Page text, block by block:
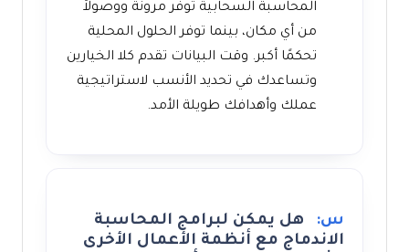
المحاسبة السحابية توفر مرونة ووصولاً
من أي مكان، بينما توفر الحلول المحلية
تحكمًا أكبر. وقت البيانات تقدم كلا الخيارين
وتساعدك في تحديد الأنسب لاستراتيجية
عملك وأهدافك طويلة الأمد.
س:
هل يمكن لبرامج المحاسبة
الاندماج مع أنظمة الأعمال الأخرى